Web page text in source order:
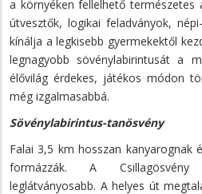
a környéken fellelhető természetes
útvesztők, logikai feladványok,
kínálja a legkisebb gyermekektől
legnagyobb sövénylabirintusát a
élővilág érdekes, játékos módon
még izgalmasabbá.
Sövénylabirintus-tanösvény
Falai 3,5 km hosszan kanyarognak
formázzák. A
leglátványosabb. A helyes út